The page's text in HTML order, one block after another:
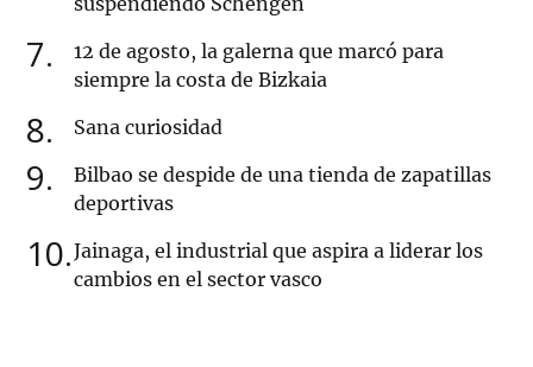
7
12 de agosto, la galerna que marcó para
siempre la costa de Bizkaia
8 Sana curiosidad
9
Bilbao se despide de una tienda de zapatillas
deportivas
10 Jainaga, el industrial que aspira a liderar los
cambios en el sector vasco